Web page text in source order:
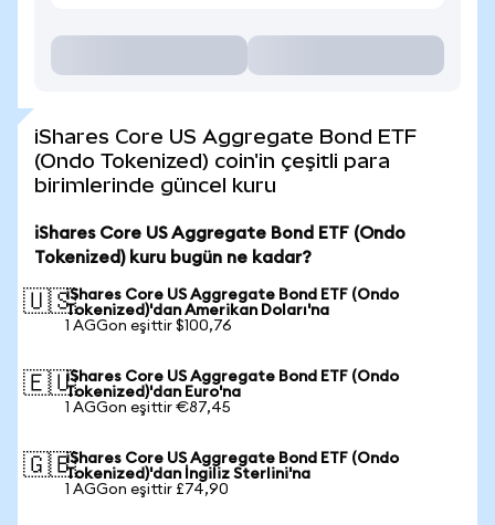
iShares Core US Aggregate Bond ETF
(Ondo Tokenized) coin'in çeşitli para
birimlerinde güncel kuru
iShares Core US Aggregate Bond ETF (Ondo
Tokenized) kuru bugün ne kadar?
🇺🇸iShares Core US Aggregate Bond ETF (Ondo
Tokenized)'dan Amerikan Doları'na
1 AGGon eşittir $100,76
🇪🇺iShares Core US Aggregate Bond ETF (Ondo
Tokenized)'dan Euro'na
1 AGGon eşittir €87,45
🇬🇧iShares Core US Aggregate Bond ETF (Ondo
Tokenized)'dan İngiliz Sterlini'na
1 AGGon eşittir £74,90